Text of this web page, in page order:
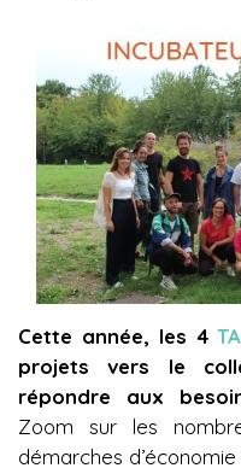
Cette année, les 4
projets vers le
répondre aux
Zoom sur les
démarches d’économie